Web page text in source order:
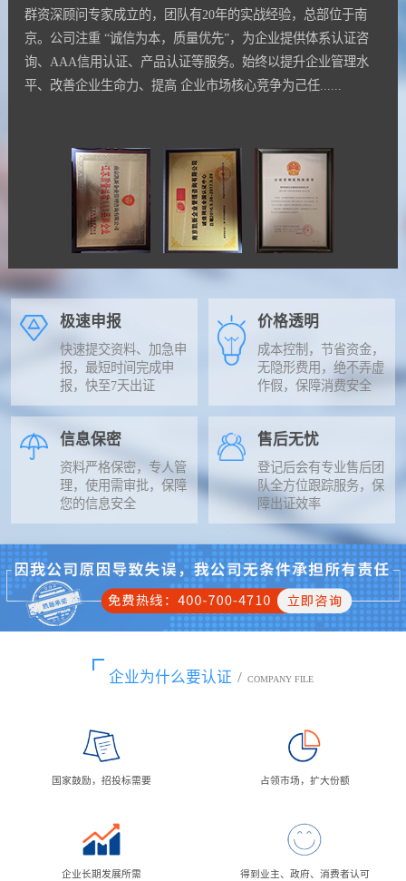
群资深顾问专家成立的，团队有20年的实战经验，总部位于南
京。公司注重 “诚信为本，质量优先”，为企业提供体系认证咨
询、AAA信用认证、产品认证等服务。始终以提升企业管理水
平、改善企业生命力、提高 企业市场核心竞争为己任......
极速申报
快速提交资料、加急申
报，最短时间完成申
报，快至7天出证
价格透明
成本控制，节省资金，
无隐形费用，绝不弄虚
作假，保障消费安全
信息保密
资料严格保密，专人管
理，使用需审批，保障
您的信息安全
售后无忧
登记后会有专业售后团
队全方位跟踪服务，保
障出证效率
企业为什么要认证 / COMPANY FILE
国家鼓励，招投标需要 占领市场，扩大份额
企业长期发展所需 得到业主、政府、消费者认可